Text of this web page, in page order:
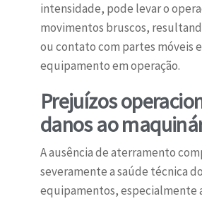
intensidade, pode levar o
movimentos bruscos,
ou contato com partes móveis
equipamento em operação.
Prejuízos
danos ao
A ausência de aterramento
severamente a saúde técnica
equipamentos, especialmente